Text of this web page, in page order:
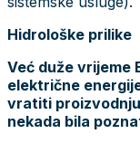
Hidrološke prilike
Već duže vrijeme
električne
vratiti proizvodnju
nekada bila